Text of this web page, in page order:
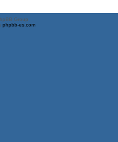
Group
phpbb-es.com